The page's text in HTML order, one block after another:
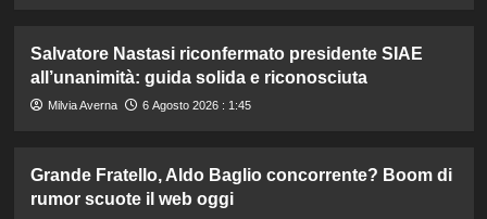
Salvatore Nastasi riconfermato presidente SIAE
all’unanimità: guida solida e riconosciuta
Milvia Averna 6 Agosto 2026 : 1:45
Grande Fratello, Aldo Baglio concorrente? Boom di
rumor scuote il web oggi